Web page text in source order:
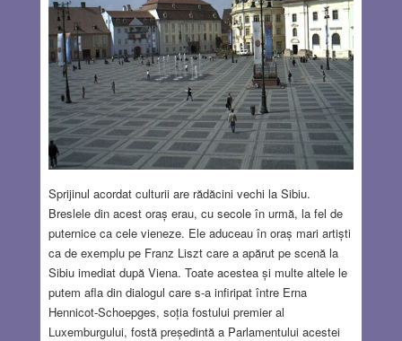
Sprijinul acordat culturii are rădăcini vechi la Sibiu.
Breslele din acest oraș erau, cu secole în urmă, la fel de
puternice ca cele vieneze. Ele aduceau în oraș mari artiști
ca de exemplu pe Franz Liszt care a apărut pe scenă la
Sibiu imediat după Viena. Toate acestea și multe altele le
putem afla din dialogul care s-a infiripat între Erna
Hennicot-Schoepges, soția fostului premier al
Luxemburgului, fostă președintă a Parlamentului acestei